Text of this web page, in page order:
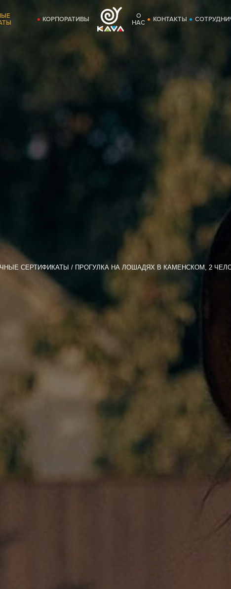
КОРПОРАТИВЫ
О
НАС
КОНТАКТЫ
СЕРТИФИКАТЫ ПРОГУЛКА НА ЛОШАДЯХ В КАМЕНСКОМ, 2